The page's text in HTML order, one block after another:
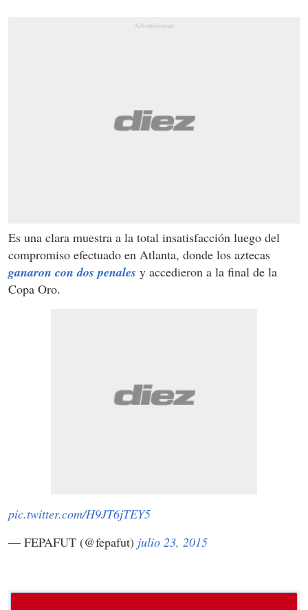
Es una clara muestra a la total insatisfacción luego del
compromiso efectuado en Atlanta, donde los aztecas
ganaron con dos penales y accedieron a la final de la
Copa Oro.
pic.twitter.com/H9JT6jTEY5
— FEPAFUT (@fepafut) julio 23, 2015